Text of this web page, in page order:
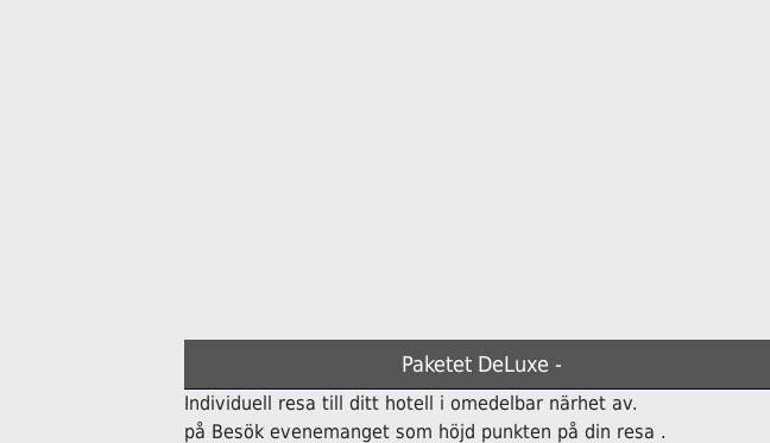
Paketet DeLuxe -
Individuell resa till ditt hotell i omedelbar närhet av.
på Besök evenemanget som höjd punkten på din resa .